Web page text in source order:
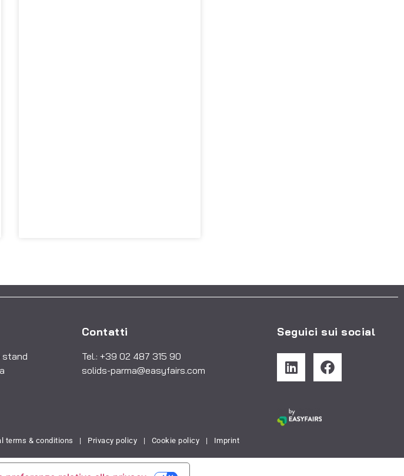
stand
Contatti
Tel.: +39 02 487 315 90
solids-parma@easyfairs.com
Seguici sui social
terms & conditions | Privacy policy | Cookie policy | Imprint